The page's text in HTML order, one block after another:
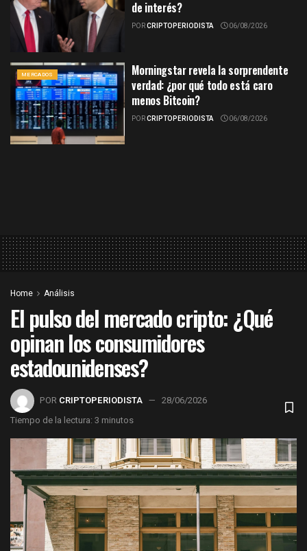
de interés?
PORCRIPTOPERIODISTA 06/08/2026
MERCADOS
Morningstar revela la sorprendente
verdad: ¿por qué todo está caro
menos Bitcoin?
PORCRIPTOPERIODISTA 06/08/2026
Home Análisis
El pulso del mercado cripto: ¿Qué
opinan los consumidores
estadounidenses?
POR CRIPTOPERIODISTA
28/06/2026
Tiempo de la lectura: 3 minutos